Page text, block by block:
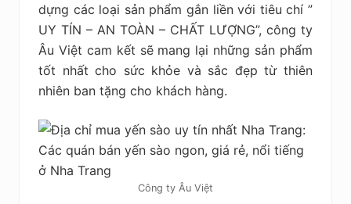
dựng các loại sản phẩm gắn liền với tiêu chí ”
UY TÍN – AN TOÀN – CHẤT LƯỢNG”, công ty
Âu Việt cam kết sẽ mang lại những sản phẩm
tốt nhất cho sức khỏe và sắc đẹp từ thiên
nhiên ban tặng cho khách hàng.
Công ty Âu Việt